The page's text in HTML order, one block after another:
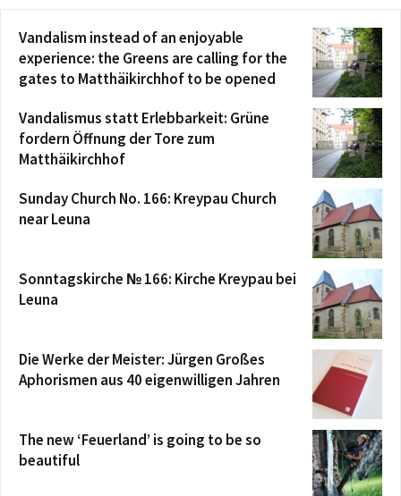
Vandalism instead of an enjoyable
experience: the Greens are calling for the
gates to Matthäikirchhof to be opened
Vandalismus statt Erlebbarkeit: Grüne
fordern Öffnung der Tore zum
Matthäikirchhof
Sunday Church No. 166: Kreypau Church
near Leuna
Sonntagskirche № 166: Kirche Kreypau bei
Leuna
Die Werke der Meister: Jürgen Großes
Aphorismen aus 40 eigenwilligen Jahren
The new ‘Feuerland’ is going to be so
beautiful